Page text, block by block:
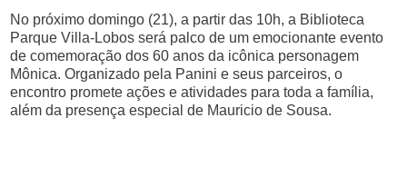
No próximo domingo (21), a partir das 10h, a Biblioteca
Parque Villa-Lobos será palco de um emocionante evento
de comemoração dos 60 anos da icônica personagem
Mônica. Organizado pela Panini e seus parceiros, o
encontro promete ações e atividades para toda a família,
além da presença especial de Mauricio de Sousa.